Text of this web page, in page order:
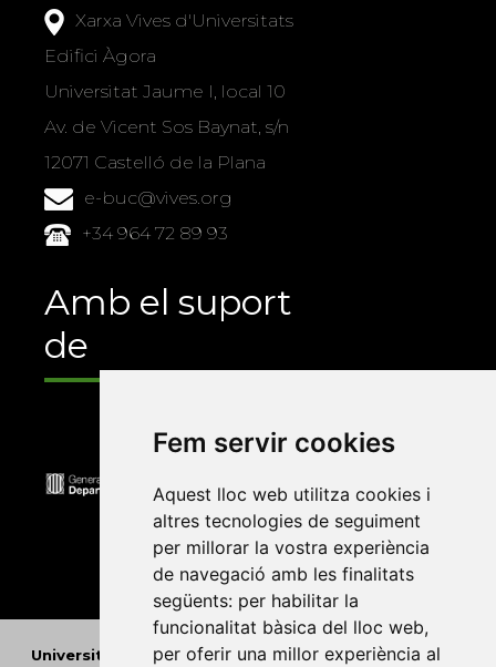
Fem servir cookies
Aquest lloc web utilitza cookies i
altres tecnologies de seguiment
per millorar la vostra experiència
de navegació amb les finalitats
següents: per habilitar la
funcionalitat bàsica del lloc web,
per oferir una millor experiència al
Xarxa Vives d'Universitats
Edifici Àgora
Universitat Jaume I, local 10
Av. de Vicent Sos Baynat, s/n
12071 Castelló de la Plana
e-buc@vives.org
+34 964 72 89 93
Amb el suport
de
Universitat Abat Oliba CEU• Universitat d'Alacant